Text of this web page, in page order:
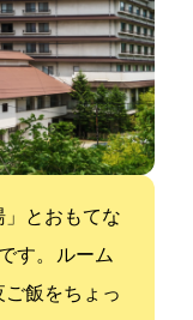
とおもてな
です。 ルーム
飯をちょっ